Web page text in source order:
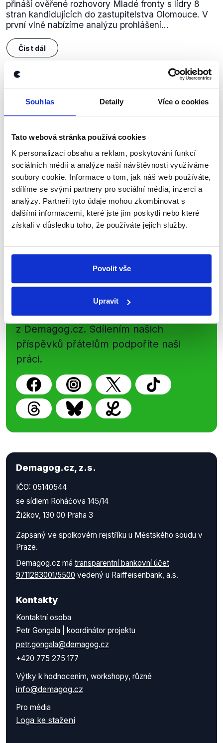
Souhlas Detaily Více o cookies
Tato webová stránka používá cookies
K personalizaci obsahu a reklam, poskytování funkcí
sociálních médií a analýze naší návštěvnosti využíváme
soubory cookie. Informace o tom, jak náš web používáte,
sdílíme se svými partnery pro sociální média, inzerci a
analýzy. Partneři tyto údaje mohou zkombinovat s
dalšími informacemi, které jste jim poskytli nebo které
získali v důsledku toho, že používáte jejich služby.
Povolit vše
Upravit
přináší ověřené rozhovory Mladé fronty s lídry 8
stran kandidujících do zastupitelstva Olomouce. V
první vlně nabízíme analýzu prohlášení...
Číst dál
Přihlaste se k odběru našeho
newsletteru nebowhatsappového
kanálu, kde pravidelně přinášíme
shrnutí nejzajímavějších článků a analýz.
Začněte nás odebírat, a mějte tak
přehled o tom, jaké dezinformace a
nepravdy se zrovna v Česku šíří.
Sociální sítě
Nenechte si ujít nejnovější události
z Demagog.cz. Sdílením našich
příspěvků přátelům podpoříte naši
práci.
Demagog.cz, z.s.
IČO: 05140544
se sídlem Roháčova 145/14
Žižkov, 130 00 Praha 3
Zapsaný ve spolkovém rejstříku u Městského soudu v
Praze.
Demagog.cz má transparentní bankovní účet
9711283001/5500 vedený u Raiffeisenbank, a.s.
Kontakty
Kontaktní osoba
Petr Gongala | koordinátor projektu
petr.gongala@demagog.cz
+420 775 275 177
Výtky k hodnocením, workshopy, různé
info@demagog.cz
Pro média
Loga ke stažení